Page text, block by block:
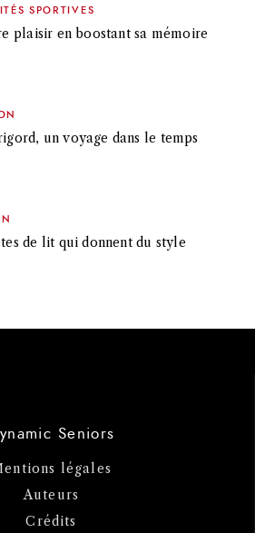
SPORTIVES
plaisir en boostant sa mémoire
un voyage dans le temps
de lit qui donnent du style
Seniors
légales
Auteurs
Crédits